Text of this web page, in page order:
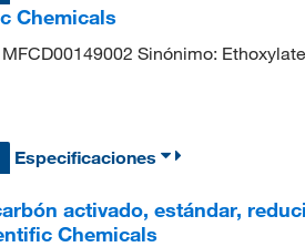
Chemicals
Sinónimo:
Especificaciones
activado, estándar,
Chemicals